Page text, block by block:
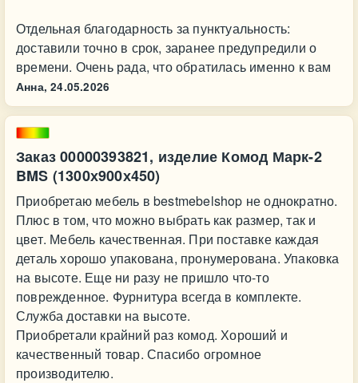
Отдельная благодарность за пунктуальность:
доставили точно в срок, заранее предупредили о
времени. Очень рада, что обратилась именно к вам
Анна, 24.05.2026
Заказ 00000393821, изделие Комод Марк-2
BMS (1300х900х450)
Приобретаю мебель в bestmebelshop не однократно.
Плюс в том, что можно выбрать как размер, так и
цвет. Мебель качественная. При поставке каждая
деталь хорошо упакована, пронумерована. Упаковка
на высоте. Еще ни разу не пришло что-то
поврежденное. Фурнитура всегда в комплекте.
Служба доставки на высоте.
Приобретали крайний раз комод. Хороший и
качественный товар. Спасибо огромное
производителю.